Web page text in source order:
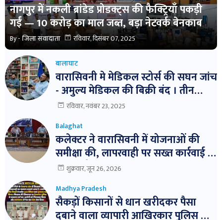
नागपुर में नकली ब्रांडेड प्रोडक्ट्स की फैक्ट्रियाँ पकड़ी
गईं — 10 करोड़ का माल जब्त, बड़ा नेटवर्क बेनकाब
By - जिला संवादाता रविवार, दिसंबर 07, 2025
बालाघाट
वारासिवनी मे मेडिकल स्टोर्स की सघन जांच
- अमुल्य मेडिकल की बिक्री बंद । तीन
दवाईयो के नमुने जांच हेतु भेजे ।
रविवार, नवंबर 23, 2025
Balaghat
कलेक्टर ने वारासिवनी में योजनाओं की
समीक्षा की, लापरवाही पर सख्त कार्रवाई के
निर्देश। बैठक में विभागवार समीक्षा,
कार्रवाई के निर्देश
शुक्रवार, जून 26, 2026
Madhya Pradesh
सैकड़ों किसानों से धान खरीदकर पैसा
दबाने वाला व्यापारी आखिरकार पुलिस के